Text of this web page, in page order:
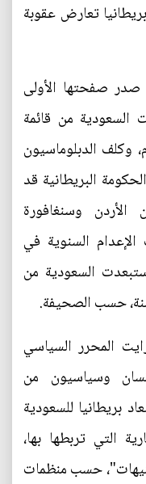
تعارض عقوبة
صفحتها الأولى
السعودية من قائمة
وكلف الدبلوماسيون
البريطانية قد
وسنغافورة
السنوية في
بينما استبعدت السعودية من
المحرر السياسي
وسياسيون من
بريطانيا للسعودية
التي تربطها بها،
حسب منظمات